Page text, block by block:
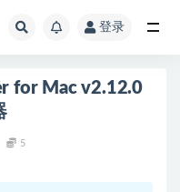
登录
for Mac v2.12.0
5